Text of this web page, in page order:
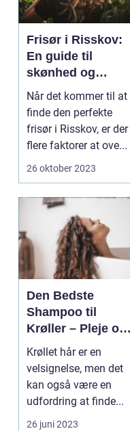
Frisør i Risskov:
En guide til
skønhed og
velvære
Når det kommer til at
finde den perfekte
frisør i Risskov, er der
flere faktorer at ove...
26 oktober 2023
Den Bedste
Shampoo til
Krøller – Pleje og
Definition til Dine
Smukke Lokker
Krøllet hår er en
velsignelse, men det
kan også være en
udfordring at finde...
26 juni 2023